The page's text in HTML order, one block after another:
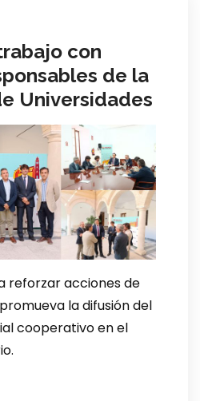
con
de la
Universidades
reforzar acciones de
la difusión del
cooperativo en el